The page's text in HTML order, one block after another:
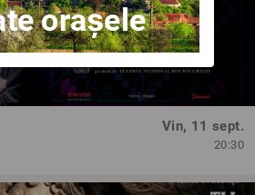
Vin, 11 sept.
20:30
orașele